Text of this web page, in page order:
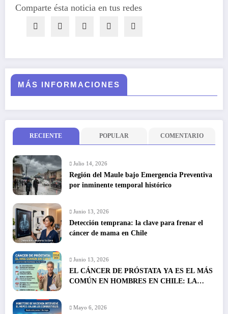
Comparte ésta noticia en tus redes
MÁS INFORMACIONES
RECIENTE POPULAR COMENTARIO
Julio 14, 2026
Región del Maule bajo Emergencia Preventiva
por inminente temporal histórico
Junio 13, 2026
Detección temprana: la clave para frenar el
cáncer de mama en Chile
Junio 13, 2026
EL CÁNCER DE PRÓSTATA YA ES EL MÁS
COMÚN EN HOMBRES EN CHILE: LA
Mayo 6, 2026